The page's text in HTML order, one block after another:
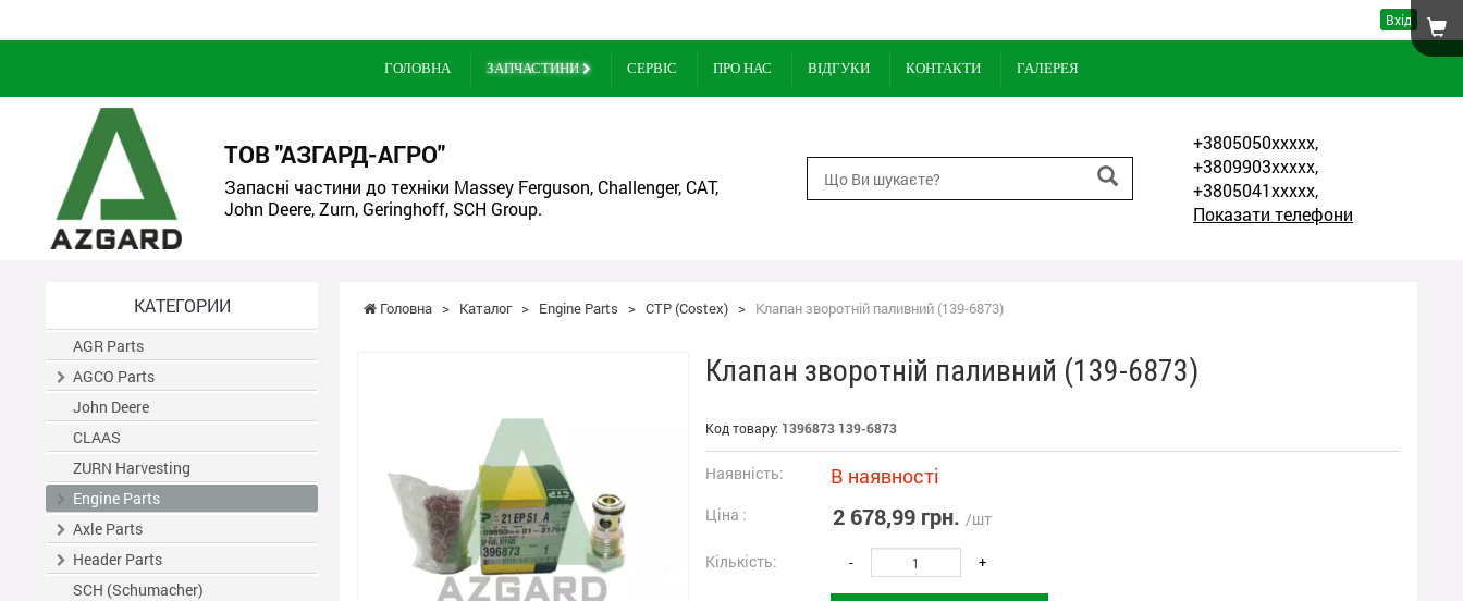
Вхід
ГОЛОВНА ЗАПЧАСТИНИ СЕРВІС ПРО НАС ВІДГУКИ КОНТАКТИ ГАЛЕРЕЯ
ТОВ "АЗГАРД-АГРО"
Запасні частини до техніки Massey Ferguson, Challenger, CAT,
John Deere, Zurn, Geringhoff, SCH Group.
+3805050xxxxx,
+3809903xxxxx,
+3805041xxxxx,
Показати телефони
Головна > Каталог > Engine Parts > CTP (Costex) > Клапан зворотній паливний (139-6873)
Клапан зворотній паливний (139-6873)
Код товару: 1396873 139-6873
Наявність: В наявності
Ціна : 2 678,99 грн. /шт
Кількість: - +
КАТЕГОРИИ
AGR Parts
AGCO Parts
John Deere
CLAAS
ZURN Harvesting
Engine Parts
Axle Parts
Header Parts
SCH (Schumacher)